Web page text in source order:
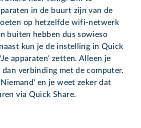
in de buurt zijn van de
op hetzelfde wifi-netwerk
buiten hebben dus sowieso
kun je de instelling in Quick
apparaten' zetten. Alleen je
verbinding met de computer.
en je weet zeker dat
via Quick Share.